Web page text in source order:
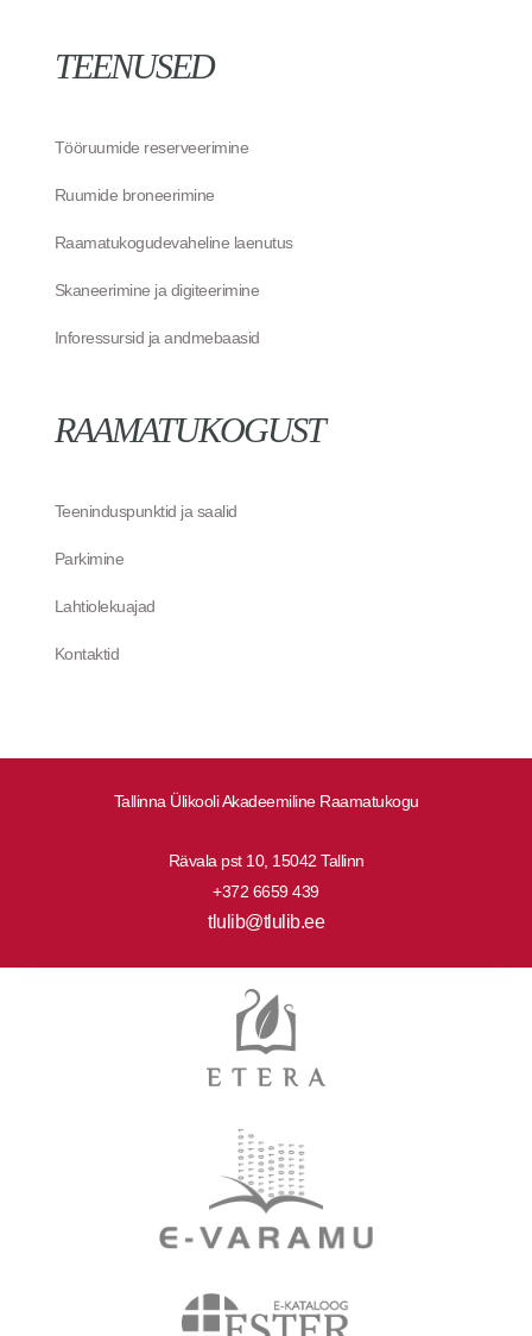
Tallinna Ülikooli Akadeemiline Raamatukogu
Rävala pst 10, 15042 Tallinn
+372 6659 439
tlulib@tlulib.ee
TEENUSED
Tööruumide reserveerimine
Ruumide broneerimine
Raamatukogudevaheline laenutus
Skaneerimine ja digiteerimine
Inforessursid ja andmebaasid
RAAMATUKOGUST
Teeninduspunktid ja saalid
Parkimine
Lahtiolekuajad
Kontaktid